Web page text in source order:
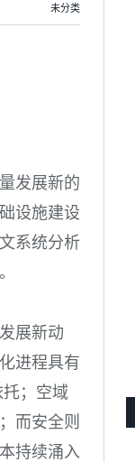
未分类
发展新的
设施建设
系统分析
展新动
进程具有
；空域
而安全则
持续涌入